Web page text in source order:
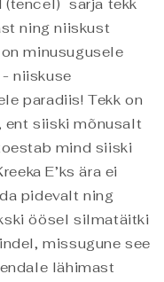
(tencel) sarja tekk
ning niiskust
minusugusele
niiskuse
paradiis! Tekk on
ent siiski mõnusalt
mind siiski
E’ks ära ei
pidevalt ning
öösel silmatäitki
missugune see
lähimast